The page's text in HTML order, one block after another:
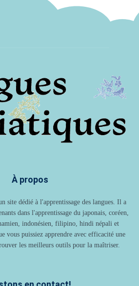
À propos
site dédié à l'apprentissage des langues. Il a
dans l'apprentissage du japonais, coréen,
indonésien, filipino, hindi népali et
vous puissiez apprendre avec efficacité une
les meilleurs outils pour la maîtriser.